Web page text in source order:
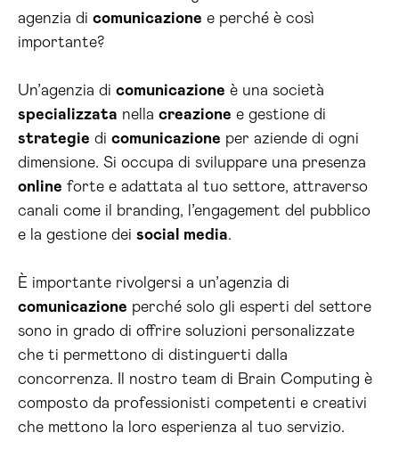
agenzia di comunicazione e perché è così
importante?
Un’agenzia di comunicazione è una società
specializzata nella creazione e gestione di
strategie di comunicazione per aziende di ogni
dimensione. Si occupa di sviluppare una presenza
online forte e adattata al tuo settore, attraverso
canali come il branding, l’engagement del pubblico
e la gestione dei social media.
È importante rivolgersi a un’agenzia di
comunicazione perché solo gli esperti del settore
sono in grado di offrire soluzioni personalizzate
che ti permettono di distinguerti dalla
concorrenza. Il nostro team di Brain Computing è
composto da professionisti competenti e creativi
che mettono la loro esperienza al tuo servizio.